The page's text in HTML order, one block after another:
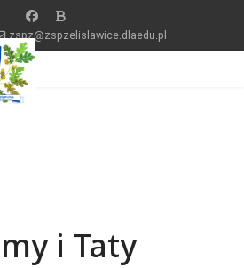
zspz@zspzelislawice.dlaedu.pl
i Taty